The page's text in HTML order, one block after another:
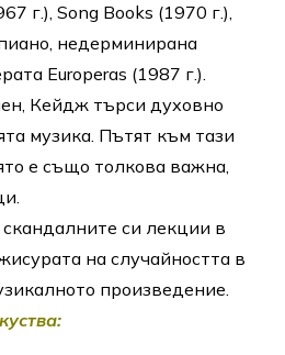
г.), Song Books (1970 г.),
недерминирана
Europeras (1987 г.).
Кейдж търси духовно
музика. Пътят към тази
е също толкова важна,
си лекции в
на случайността в
произведение.